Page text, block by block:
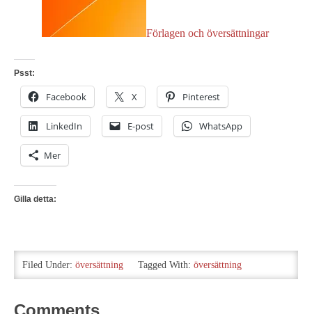
Förlagen och översättningar
Psst:
Facebook X Pinterest
LinkedIn E-post WhatsApp
Mer
Gilla detta:
Filed Under: översättning Tagged With: översättning
Comments